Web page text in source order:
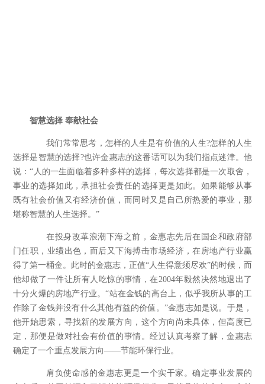
智慧选择 奉献社会
我们常常思考，怎样的人生是有价值的人生?怎样的人生
选择是智慧的选择?也许金惠志的这番话可以为我们指点迷津。他
说：“人的一生面临着多种多样的选择，每次选择都是一次取舍，
事业的选择如此，承担社会责任的选择更是如此。如果能够从事
既有社会价值又有经济价值，而同时又是自己所热爱的事业，那
堪称智慧的人生选择。”
在投身改革浪潮下海之前，金惠志先后在国企和政府部
门任职，业绩出色，而后又下海搏击市场经济，在房地产行业赢
得了第一桶金。此时的金惠志，正值“人生得意须尽欢”的时候，而
他却做了一件让所有人吃惊的事情，在2004年毅然决然地退出了
十分火爆的房地产行业。“站在金钱的高台上，似乎我所从事的工
作除了金钱并没有什么其他有益的价值。”金惠志如是说。于是，
他开始思索，寻找新的发展方向，这个方向尚未具体，但高度已
定，那便是做对社会有价值的事情。经过认真考察了解，金惠志
确定了一个重点发展方向——节能环保行业。
肩负使命感的金惠志更是一个实干家。确定事业发展的